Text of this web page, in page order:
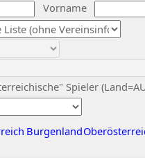
Vorname
Spieler
Burgenland